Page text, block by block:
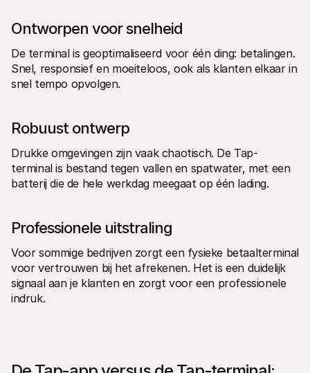
Ontworpen voor snelheid
De terminal is geoptimaliseerd voor één ding: betalingen.
Snel, responsief en moeiteloos, ook als klanten elkaar in
snel tempo opvolgen.
Robuust ontwerp
Drukke omgevingen zijn vaak chaotisch. De Tap-
terminal is bestand tegen vallen en spatwater, met een
batterij die de hele werkdag meegaat op één lading.
Professionele uitstraling
Voor sommige bedrijven zorgt een fysieke betaalterminal
voor vertrouwen bij het afrekenen. Het is een duidelijk
signaal aan je klanten en zorgt voor een professionele
indruk.